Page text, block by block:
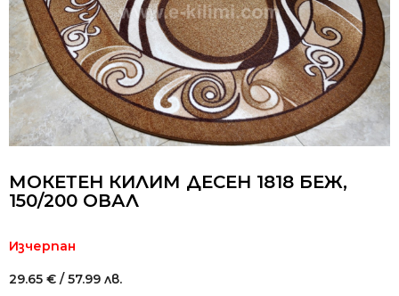
МОКЕТЕН КИЛИМ ДЕСЕН 1818 БЕЖ,
150/200 ОВАЛ
Изчерпан
29.65 € / 57.99 лв.